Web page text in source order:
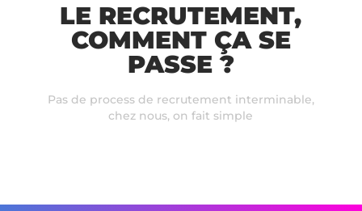
LE RECRUTEMENT,
COMMENT ÇA SE
PASSE ?
Pas de process de recrutement interminable,
chez nous, on fait simple